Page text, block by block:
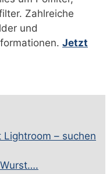
Zahlreiche
und
Jetzt
– suchen